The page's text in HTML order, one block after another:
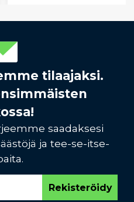
tilaajaksi.
saadaksesi
ja tee-se-itse-
Rekisteröidy